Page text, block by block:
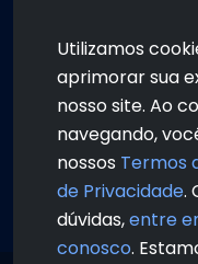
•
•
Utilizamos
aprimorar sua
nosso site. Ao
navegando,
nossos Termos
de Privacidade.
dúvidas,entre
conosco.